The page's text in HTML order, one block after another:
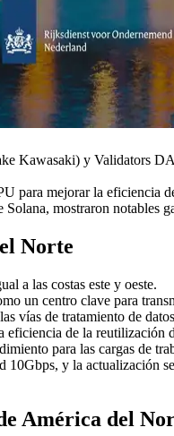
Kawasaki) y Validators
para mejorar la eficiencia
mostraron notables
Norte
a las costas este y oeste.
un centro clave para
vías de tratamiento de
de la
para las cargas de
y la actualización
América del